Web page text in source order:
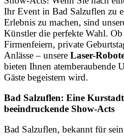
Ihr Event in Bad Salzuflen zu
Erlebnis zu machen, sind
Künstler die perfekte Wahl.
Firmenfeiern, private
Anlässe – unsere Laser-
bieten Ihnen atemberaubende
Gäste begeistern wird.
Bad Salzuflen: Eine
beeindruckende Show-Acts
Bad Salzuflen, bekannt für